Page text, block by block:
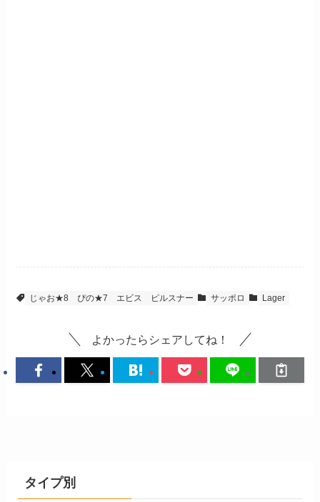
じゃお★8 ぴの★7 エビス ピルスナー サッポロ Lager
よかったらシェアしてね！
タイプ別